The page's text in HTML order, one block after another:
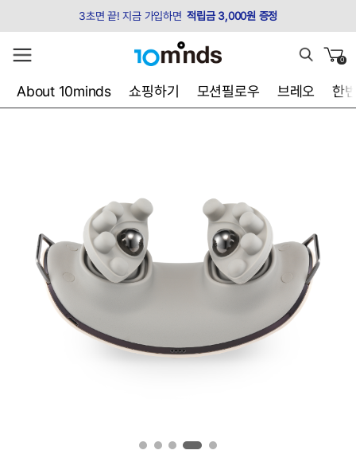
3초면 끝! 지금 가입하면 적립금 3,000원 증정
0
About 10minds 쇼핑하기 모션필로우 브레오 한